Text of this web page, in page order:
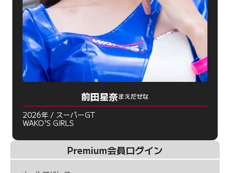
前田星奈まえだせな
2026年 / スーパーGT
WAKO'S GIRLS
Premium会員ログイン